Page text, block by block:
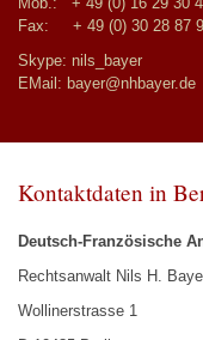
Fax: + 49 (0) 30 28 87
Skype: nils_bayer
EMail: bayer@nhbayer.de
Kontaktdaten in
Deutsch-Französische
Rechtsanwalt Nils H.
Wollinerstrasse 1